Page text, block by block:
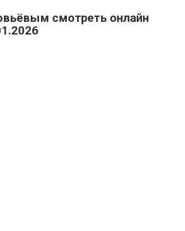
смотреть онлайн